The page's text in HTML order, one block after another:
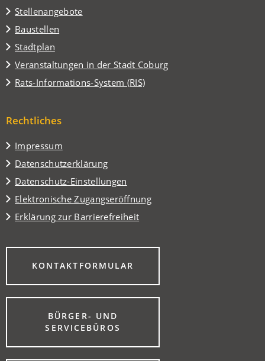
Stellenangebote
Baustellen
Stadtplan
(Öffnet
in
einem
neuen
Veranstaltungen in der Stadt Coburg
(Öffnet
in
einem
Tab)
Rats-Informations-System (RIS)
(Öffnet
neuen
Rechtliches
Impressum
Datenschutzerklärung
Datenschutz-Einstellungen
Elektronische Zugangseröffnung
Erklärung zur Barrierefreiheit
KONTAKTFORMULAR
(ÖFFNET
EINEM
NEUEN
BÜRGER- UND
SERVICEBÜROS
(ÖFFNET
EINEM